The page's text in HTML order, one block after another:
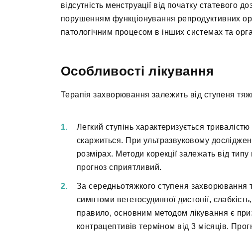
відсутність менструації від початку статевого
порушенням функціонування репродуктивних
патологічним процесом в інших системах та
Особливості лікування
Терапія захворювання залежить від ступеня
Легкий ступінь характеризується
скаржиться. При ультразвуковому
розмірах. Методи корекції залежать від
прогноз сприятливий.
За середньотяжкого ступеня захворювання
симптоми вегетосудинної дистонії,
правило, основним методом лікування є
контрацептивів терміном від 3 місяців.